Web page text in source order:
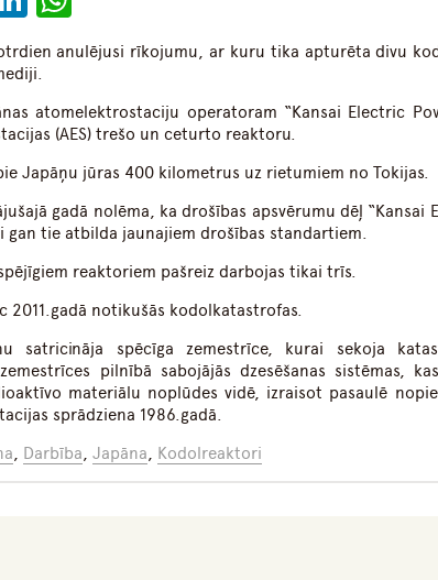
anulējusi rīkojumu, ar kuru tika apturēta divu
atomelektrostaciju operatoram “Kansai Electric
(AES) trešo un ceturto reaktoru.
Japāņu jūras 400 kilometrus uz rietumiem no Tokijas.
gadā nolēma, ka drošības apsvērumu dēļ “Kansai
tie atbilda jaunajiem drošības standartiem.
reaktoriem pašreiz darbojas tikai trīs.
2011.gadā notikušās kodolkatastrofas.
satricināja spēcīga zemestrīce, kurai sekoja
pilnībā sabojājās dzesēšanas sistēmas,
materiālu noplūdes vidē, izraisot pasaulē
sprādziena 1986.gadā.
, Darbība,Japāna, Kodolreaktori